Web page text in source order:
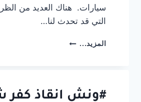
سيارات. هناك العديد من
التي قد تحدث لنا…
المزيد... #ونش
#ونش انقاذ كفر